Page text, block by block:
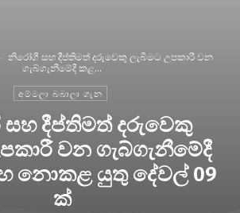
නිරෝගී සහ දීප්තිමත් දරුවෙකු ලැබීමට උපකාරී වන
ගැබ්ගැනීමේදී කළ...
අම්මලා බබාලා ගැන
දීප්තිමත් දරුවෙකු
වන ගැබ්ගැනීමේදී
නොකළ යුතු දේවල් 09
ක්